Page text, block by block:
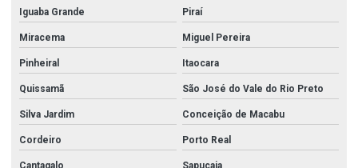
Conexões sanitarias em aço inox
Conexões para tubos de aço carbono
Conexões tubulares aço carbono
Conexões tubulares aço inox
Conexões tubulares inox
Iguaba Grande Piraí
Miracema Miguel Pereira
Pinheiral Itaocara
Quissamã São José do Vale do Rio Preto
Silva Jardim Conceição de Macabu
Cordeiro Porto Real